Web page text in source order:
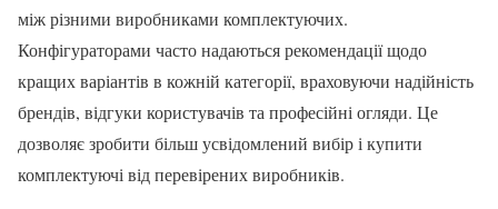
між різними виробниками комплектуючих.
Конфігураторами часто надаються рекомендації щодо
кращих варіантів в кожній категорії, враховуючи надійність
брендів, відгуки користувачів та професійні огляди. Це
дозволяє зробити більш усвідомлений вибір і купити
комплектуючі від перевірених виробників.